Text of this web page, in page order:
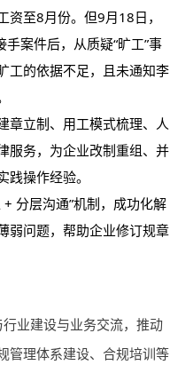
至8月份。但9月18日，
案件后，从质疑“旷工”事
工的依据不足，且未通知李
章立制、用工模式梳理、人
服务，为企业改制重组、并
操作经验。
分层沟通”机制，成功化解
弱问题，帮助企业修订规章
业建设与业务交流，推动
管理体系建设、合规培训等